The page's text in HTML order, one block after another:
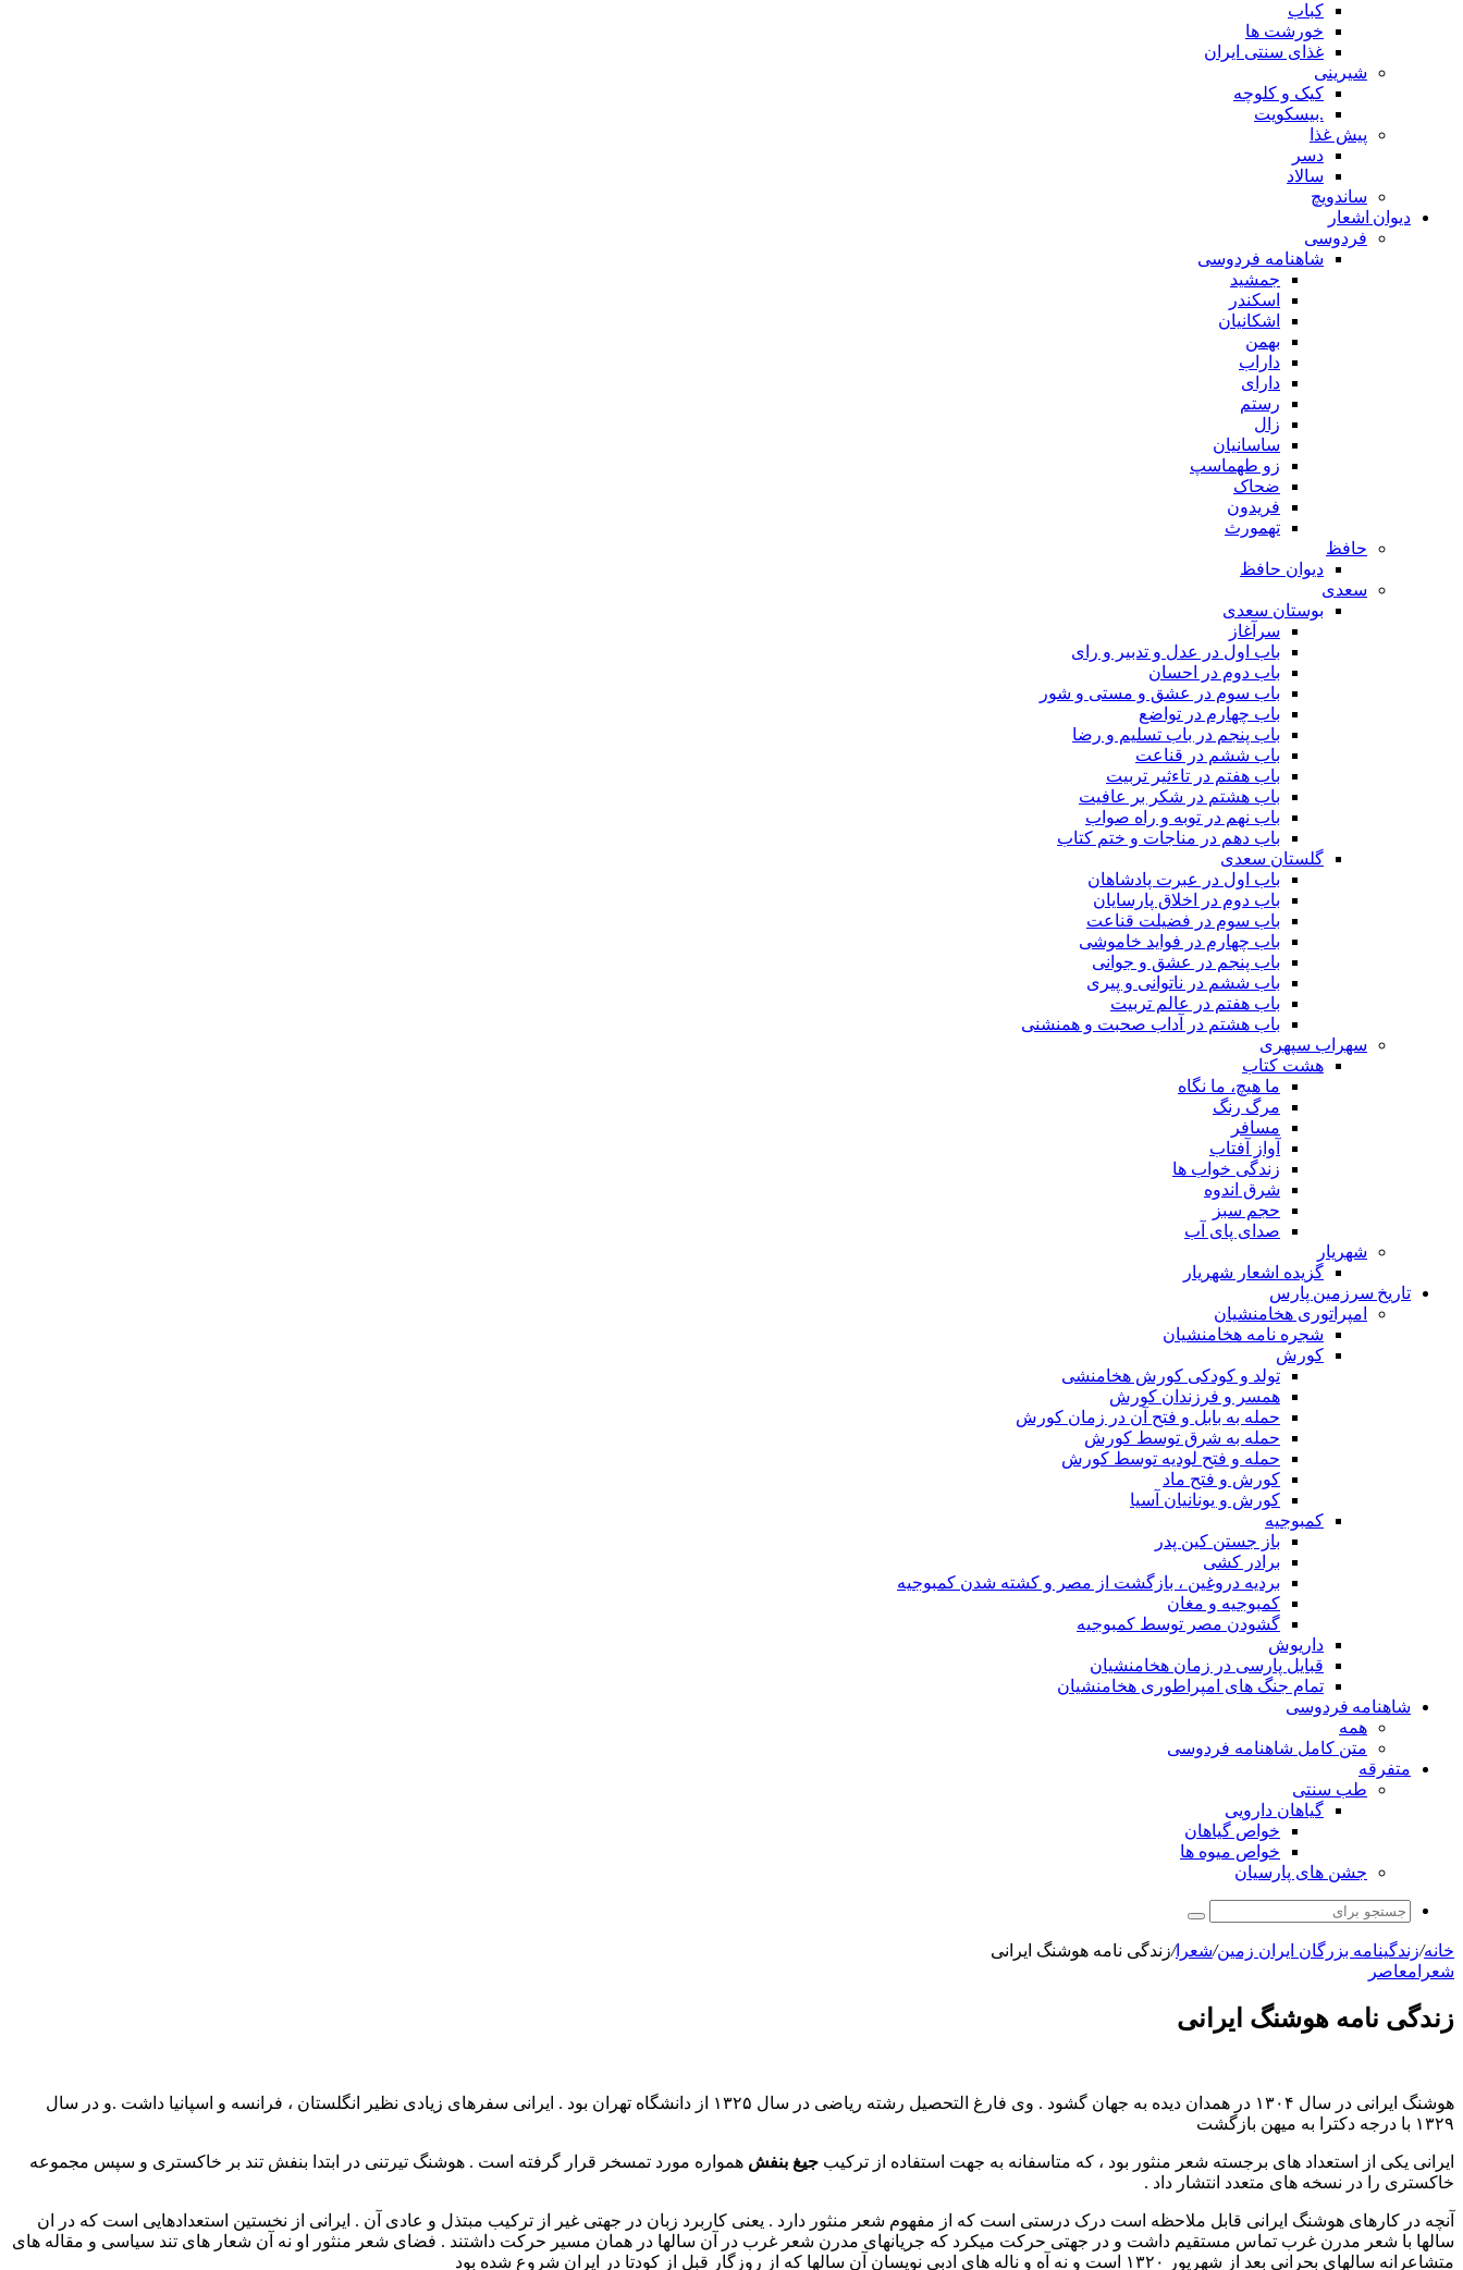
کباب
خورشت ها
غذای سنتی ایران
شیرینی
کیک و کلوچه
.بیسکویت
پیش غذا
دسر
سالاد
ساندویچ
دیوان اشعار
فردوسی
شاهنامه فردوسی
جمشید
اسکندر
اشکانیان
بهمن
داراب
دارای
رستم
زال
ساسانیان
زو طهماسپ‏
ضحاک
فریدون
تهمورث
حافظ
دیوان حافظ
سعدی
بوستان سعدی
سرآغاز
باب اول در عدل و تدبیر و رای
باب دوم در احسان
باب سوم در عشق و مستی و شور
باب چهارم در تواضع
باب پنجم در باب تسلیم و رضا
باب ششم در قناعت
باب هفتم در تاءثیر تربیت
باب هشتم در شکر بر عافیت
باب نهم در توبه و راه صواب
باب دهم در مناجات و ختم کتاب
گلستان سعدی
باب اول در عبرت پادشاهان
باب دوم در اخلاق پارسایان
باب سوم در فضیلت قناعت
باب چهارم در فواید خاموشى
باب پنجم در عشق و جوانى
باب ششم در ناتوانى و پیرى
باب هفتم در عالم تربیت
باب هشتم در آداب صحبت و همنشنى
سهراب سپهری
هشت کتاب
ما هیچ، ما نگاه
مرگ رنگ
مسافر
آواز آفتاب
زندگی خواب ها
شرق اندوه
حجم سبز
صدای پای آب
شهریار
گزیده اشعار شهریار
تاریخ سرزمین پارس
امپراتوری هخامنشیان
شجره نامه هخامنشیان
کورش
تولد و کودکی کورش هخامنشی
همسر و فرزندان کورش
حمله به بابل و فتح آن در زمان کورش
حمله به شرق توسط کورش
حمله و فتح لودیه توسط کورش
کورش و فتح ماد
کورش و یونانیان آسیا
کمبوجیه
باز جستن کین پدر
برادر کشی
بردیه دروغین ، بازگشت از مصر و کشته شدن کمبوجیه
کمبوجیه و مغان
گشودن مصر توسط کمبوجیه
داریوش
قبایل پارسی در زمان هخامنشیان
تمام جنگ های امپراطوری هخامنشیان
شاهنامه فردوسی
همه
متن کامل شاهنامه فردوسی
متفرقه
طب سنتی
گیاهان دارویی
خواص گیاهان
خواص میوه ها
جشن های پارسیان
جستجو
برای
خانه/زندگینامه بزرگان ایران زمین/شعرا/زندگی نامه هوشنگ ایرانی
شعرا معاصر
زندگی نامه هوشنگ ایرانی
هوشنگ ایرانی در سال ۱۳۰۴ در همدان دیده به جهان گشود . وی فارغ التحصیل رشته ریاضی در سال ۱۳۲۵ از دانشگاه تهران بود . ایرانی سفرهای زیادی نظیر انگلستان ، فرانسه و اسپانیا داشت .و در سال
۱۳۲۹ با درجه دکترا به میهن بازگشت
ایرانی یکی از استعداد های برجسته شعر منثور بود ، که متاسفانه به جهت استفاده از ترکیب جیغ بنفش همواره مورد تمسخر قرار گرفته است . هوشنگ تیرتنی در ابتدا بنفش تند بر خاکستری و سپس مجموعه
خاکستری را در نسخه های متعدد انتشار داد .
آنچه در کارهای هوشنگ ایرانی قابل ملاحظه است درک درستی است که از مفهوم شعر منثور دارد . یعنی کاربرد زبان در جهتی غیر از ترکیب مبتذل و عادی آن . ایرانی از نخستین استعدادهایی است که در ان
سالها با شعر مدرن غرب تماس مستقیم داشت و در جهتی حرکت میکرد که جریانهای مدرن شعر غرب در آن سالها در همان مسیر حرکت داشتند . فضای شعر منثور او نه آن شعار های تند سیاسی و مقاله های
متشاعرانه سالهای بحرانی بعد از شهریور ۱۳۲۰ است و نه آه و ناله های ادبی نویسان آن سالها که از روزگار قبل از کودتا در ایران شروع شده بود